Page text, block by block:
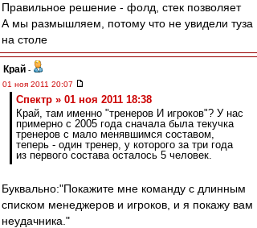
Правильное решение - фолд, стек позволяет
А мы размышляем, потому что не увидели туза
на столе
Край -
01 ноя 2011 20:07
Спектр » 01 ноя 2011 18:38
Край, там именно "тренеров И игроков"? У нас
примерно с 2005 года сначала была текучка
тренеров с мало менявшимся составом,
теперь - один тренер, у которого за три года
из первого состава осталось 5 человек.
Буквально:"Покажите мне команду с длинным
списком менеджеров и игроков, и я покажу вам
неудачника."